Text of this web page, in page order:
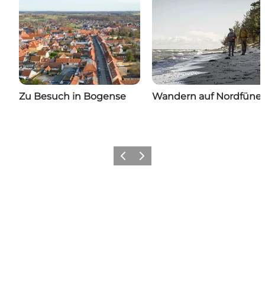
Zu Besuch in Bogense Wandern auf
Vorherige Folie
Nächste Folie